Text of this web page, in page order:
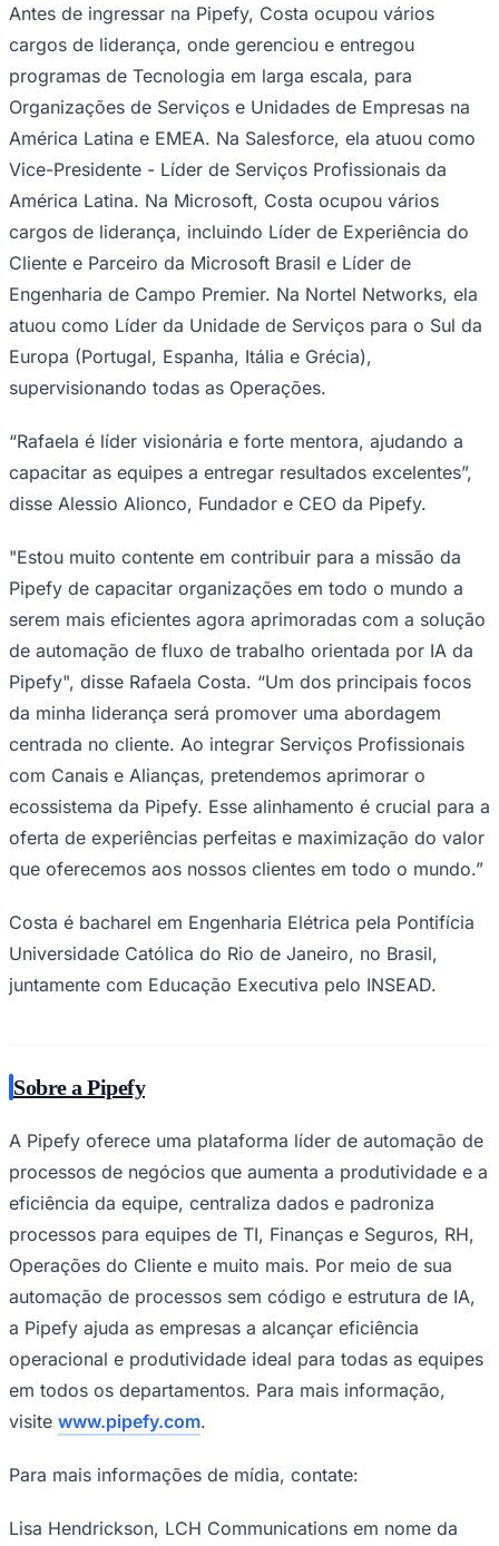
Santana de ParnaíbaOsascoCarapicuíbaJandiraItapeviCotiaPirapora
do Bom JesusAraçariguama Cajamar
Franco da
RochaFrancisco MoratoTaboão da SerraEmbu das ArtesSão Roque
Para Sua Empresa
Anuncie Regional
Guia de Empresas
Vagas na RegiãoNovo
Guia Comercial
Selo Verificado
Portal Educacional
Agenda de Vestibulares
Vagas de Emprego
Concursos
Panorama Econômico
Panorama Econômico
Verificar EmpresaNovo
Anunciar VagasNovo
NBA
Fórmula 1
UFC
MLB
NHL
Atletismo
Vôlei
NBB
Competições de Futebol
Brasileirão Série A
Brasileirão Série B
Paulistão
Copa do Brasil
Sul-Americana
Copa América
Champions League
La Liga
Times - Ir direto
Antes de ingressar na Pipefy, Costa ocupou vários
cargos de liderança, onde gerenciou e entregou
programas de Tecnologia em larga escala, para
Organizações de Serviços e Unidades de Empresas na
América Latina e EMEA. Na Salesforce, ela atuou como
Vice-Presidente - Líder de Serviços Profissionais da
América Latina. Na Microsoft, Costa ocupou vários
cargos de liderança, incluindo Líder de Experiência do
Cliente e Parceiro da Microsoft Brasil e Líder de
Engenharia de Campo Premier. Na Nortel Networks, ela
atuou como Líder da Unidade de Serviços para o Sul da
Europa (Portugal, Espanha, Itália e Grécia),
supervisionando todas as Operações.
“Rafaela é líder visionária e forte mentora, ajudando a
capacitar as equipes a entregar resultados excelentes”,
disse Alessio Alionco, Fundador e CEO da Pipefy.
"Estou muito contente em contribuir para a missão da
Pipefy de capacitar organizações em todo o mundo a
serem mais eficientes agora aprimoradas com a solução
de automação de fluxo de trabalho orientada por IA da
Pipefy", disse Rafaela Costa. “Um dos principais focos
da minha liderança será promover uma abordagem
centrada no cliente. Ao integrar Serviços Profissionais
com Canais e Alianças, pretendemos aprimorar o
ecossistema da Pipefy. Esse alinhamento é crucial para a
oferta de experiências perfeitas e maximização do valor
que oferecemos aos nossos clientes em todo o mundo.”
Costa é bacharel em Engenharia Elétrica pela Pontifícia
Universidade Católica do Rio de Janeiro, no Brasil,
juntamente com Educação Executiva pelo INSEAD.
Sobre a Pipefy
A Pipefy oferece uma plataforma líder de automação de
processos de negócios que aumenta a produtividade e a
eficiência da equipe, centraliza dados e padroniza
processos para equipes de TI, Finanças e Seguros, RH,
Operações do Cliente e muito mais. Por meio de sua
automação de processos sem código e estrutura de IA,
a Pipefy ajuda as empresas a alcançar eficiência
operacional e produtividade ideal para todas as equipes
em todos os departamentos. Para mais informação,
visite www.pipefy.com.
Para mais informações de mídia, contate:
Lisa Hendrickson, LCH Communications em nome da